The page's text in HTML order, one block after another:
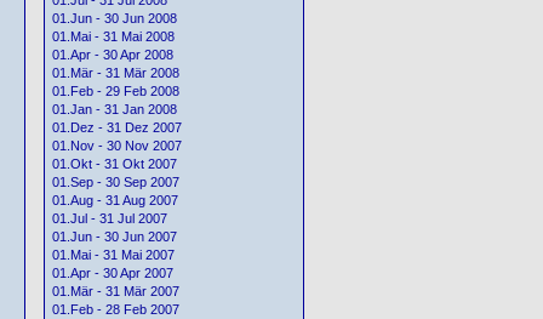
01.Jun - 30 Jun 2008
01.Mai - 31 Mai 2008
01.Apr - 30 Apr 2008
01.Mär - 31 Mär 2008
01.Feb - 29 Feb 2008
01.Jan - 31 Jan 2008
01.Dez - 31 Dez 2007
01.Nov - 30 Nov 2007
01.Okt - 31 Okt 2007
01.Sep - 30 Sep 2007
01.Aug - 31 Aug 2007
01.Jul - 31 Jul 2007
01.Jun - 30 Jun 2007
01.Mai - 31 Mai 2007
01.Apr - 30 Apr 2007
01.Mär - 31 Mär 2007
01.Feb - 28 Feb 2007